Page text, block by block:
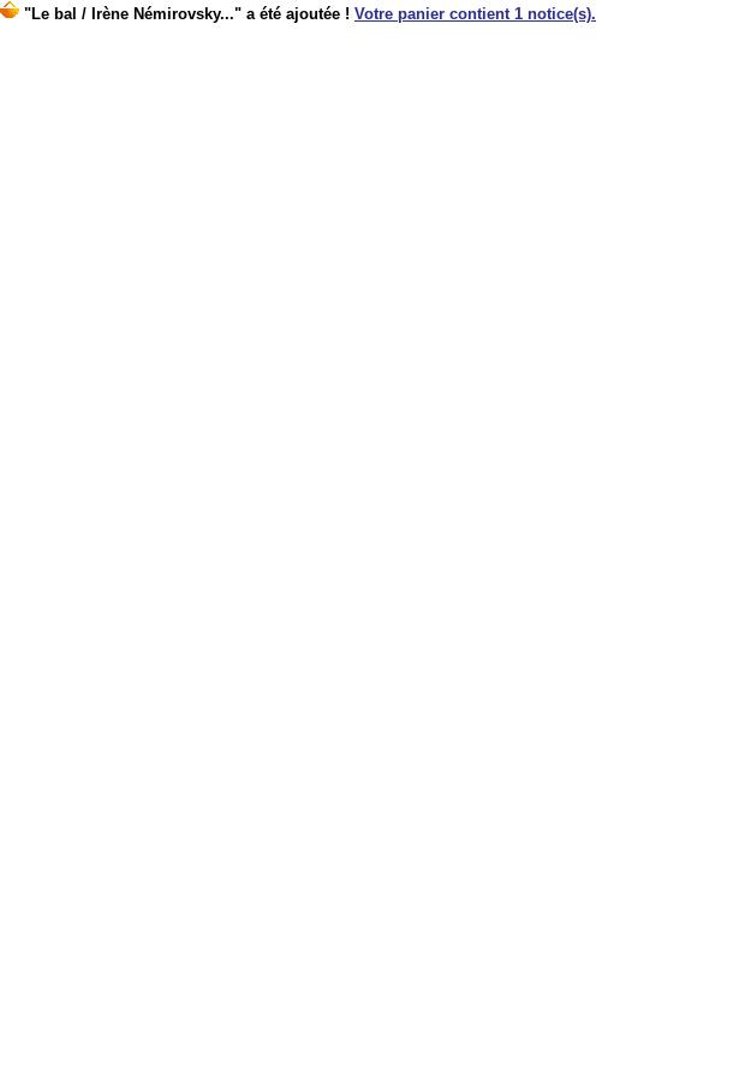
"Le bal / Irène Némirovsky..." a été ajoutée ! Votre panier contient 1 notice(s).